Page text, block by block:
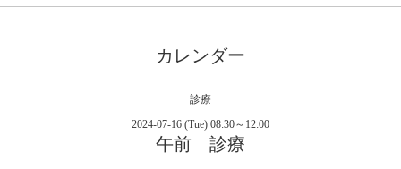
カレンダー
診療
2024-07-16 (Tue) 08:30～12:00
午前 診療